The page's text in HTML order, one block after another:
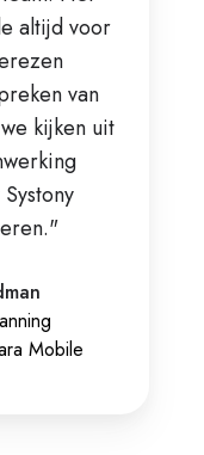
altijd voor
van
kijken uit
Mobile